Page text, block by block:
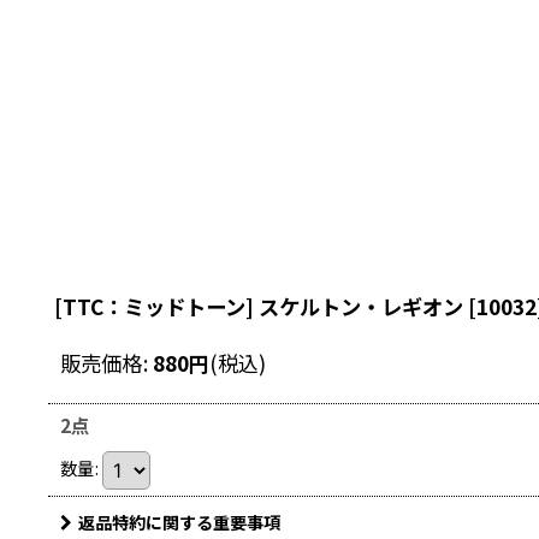
[TTC：ミッドトーン] スケルトン・レギオン [10032
販売価格: 880円(税込)
2点
数量:
返品特約に関する重要事項